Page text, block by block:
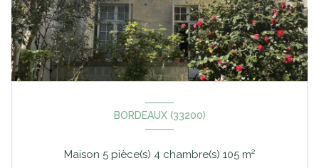
BORDEAUX (33200)
Maison 5 pièce(s) 4 chambre(s) 105 m²